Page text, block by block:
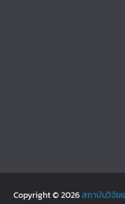
Copyright © 2026สถาบันวิจัย